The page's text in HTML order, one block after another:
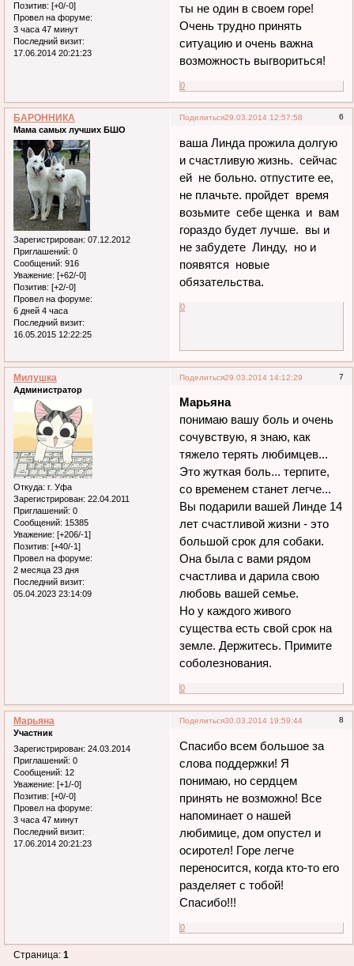
Позитив: [+0/-0]
Провел на форуме:
3 часа 47 минут
Последний визит:
17.06.2014 20:21:23
ты не один в своем горе!
Очень трудно принять
ситуацию и очень важна
возможность выгвориться!
0
Поделиться 6
29.03.2014 12:57:58
БАРОННИКА
Мама самых лучших БШО
Зарегистрирован: 07.12.2012
Приглашений: 0
Сообщений: 916
Уважение: [+62/-0]
Позитив: [+2/-0]
Провел на форуме:
6 дней 4 часа
Последний визит:
16.05.2015 12:22:25
ваша Линда прожила долгую
и счастливую жизнь. сейчас
ей не больно. отпустите ее,
не плачьте. пройдет время
возьмите себе щенка и вам
гораздо будет лучше. вы и
не забудете Линду, но и
появятся новые
обязательства.
0
Поделиться 7
29.03.2014 14:12:29
Милушка
Администратор
Откуда: г. Уфа
Зарегистрирован: 22.04.2011
Приглашений: 0
Сообщений: 15385
Уважение: [+206/-1]
Позитив: [+40/-1]
Провел на форуме:
2 месяца 23 дня
Последний визит:
05.04.2023 23:14:09
Марьяна
понимаю вашу боль и очень
сочувствую, я знаю, как
тяжело терять любимцев...
Это жуткая боль... терпите,
со временем станет легче...
Вы подарили вашей Линде 14
лет счастливой жизни - это
большой срок для собаки.
Она была с вами рядом
счастлива и дарила свою
любовь вашей семье.
Но у каждого живого
существа есть свой срок на
земле. Держитесь. Примите
соболезнования.
0
Поделиться 8
30.03.2014 19:59:44
Марьяна
Участник
Зарегистрирован: 24.03.2014
Приглашений: 0
Сообщений: 12
Уважение: [+1/-0]
Позитив: [+0/-0]
Провел на форуме:
3 часа 47 минут
Последний визит:
17.06.2014 20:21:23
Спасибо всем большое за
слова поддержки! Я
понимаю, но сердцем
принять не возможно! Все
напоминает о нашей
любимице, дом опустел и
осиротел! Горе легче
переносится, когда кто-то его
разделяет с тобой!
Спасибо!!!
0
Страница:1